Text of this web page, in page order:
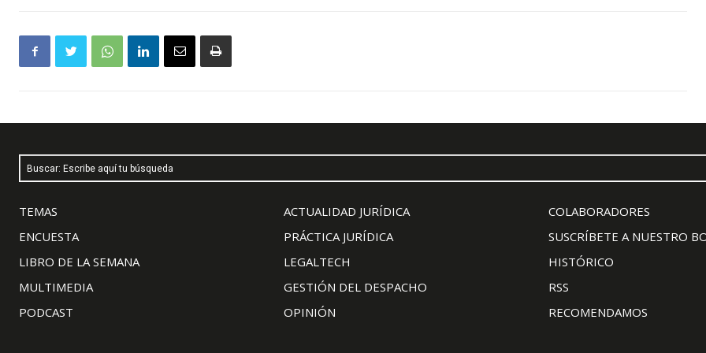
Buscar: Escribe aquí tu búsqueda
TEMAS
ENCUESTA
LIBRO DE LA SEMANA
MULTIMEDIA
PODCAST
ACTUALIDAD JURÍDICA
PRÁCTICA JURÍDICA
LEGALTECH
GESTIÓN DEL DESPACHO
OPINIÓN
COLABORADORES
SUSCRÍBETE A NUESTRO
HISTÓRICO
RSS
RECOMENDAMOS